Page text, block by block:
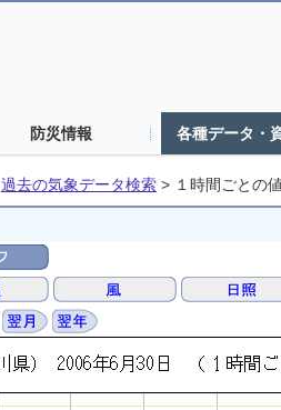
防災情報 各種データ・
過去の気象データ検索 > １時間ごとの